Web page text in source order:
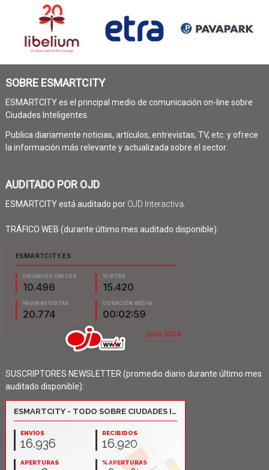
SOBRE ESMARTCITY
ESMARTCITY es el principal medio de comunicación on-line sobre
Ciudades Inteligentes.
Publica diariamente noticias, artículos, entrevistas, TV, etc. y ofrece
la información más relevante y actualizada sobre el sector.
AUDITADO POR OJD
ESMARTCITY está auditado por OJD Interactiva
TRÁFICO WEB (durante último mes auditado disponible):
SUSCRIPTORES NEWSLETTER (promedio diario durante último mes
auditado disponible):